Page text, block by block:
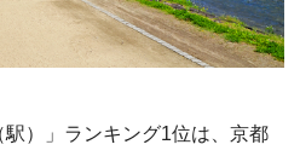
）」ランキング1位は、京都